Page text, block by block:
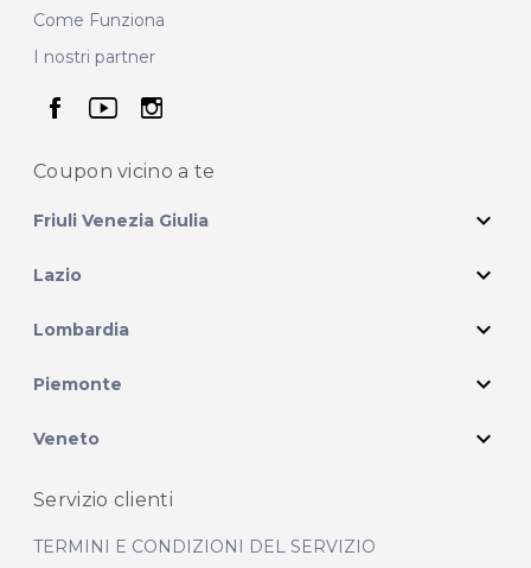
Come Funziona
I nostri partner
seguici su facebook
seguici su youtube
seguici su instagram
Coupon vicino a te
Friuli Venezia Giulia expand_more
Lazio expand_more
Lombardia expand_more
Piemonte expand_more
Veneto expand_more
Servizio clienti
TERMINI E CONDIZIONI DEL SERVIZIO